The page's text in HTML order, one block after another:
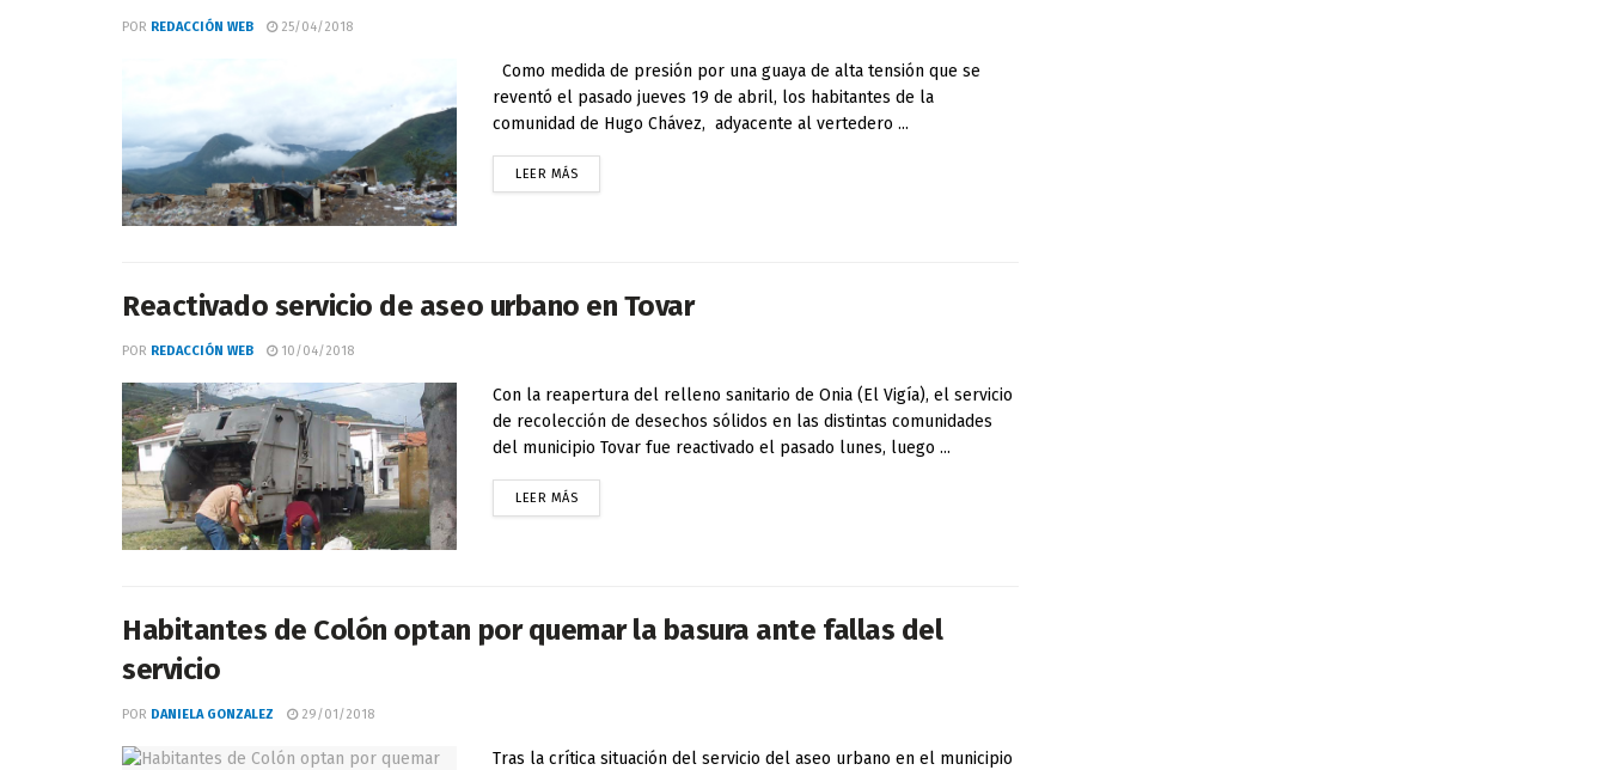
POR REDACCIÓN WEB 25/04/2018
Como medida de presión por una guaya de alta tensión que se
reventó el pasado jueves 19 de abril, los habitantes de la
comunidad de Hugo Chávez, adyacente al vertedero ...
LEER MÁS
Reactivado servicio de aseo urbano en Tovar
POR REDACCIÓN WEB 10/04/2018
Con la reapertura del relleno sanitario de Onia (El Vigía), el servicio
de recolección de desechos sólidos en las distintas comunidades
del municipio Tovar fue reactivado el pasado lunes, luego ...
LEER MÁS
Habitantes de Colón optan por quemar la basura ante fallas del
servicio
POR DANIELA GONZALEZ 29/01/2018
Tras la crítica situación del servicio del aseo urbano en el municipio